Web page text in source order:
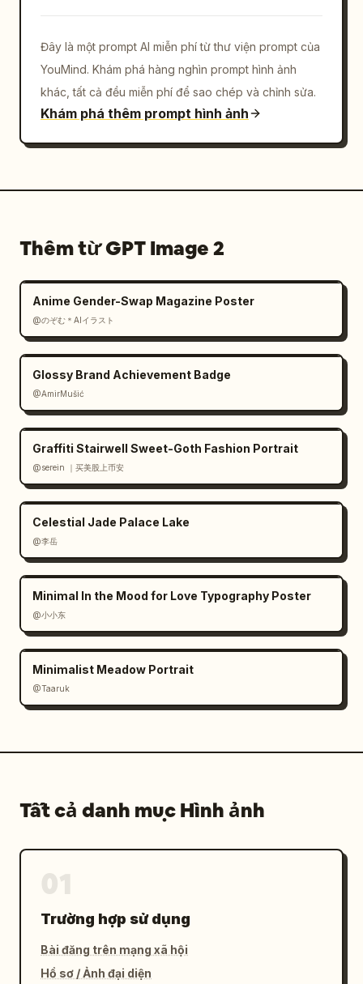
Đây là một prompt AI miễn phí từ thư viện prompt của
YouMind. Khám phá hàng nghìn prompt hình ảnh
khác, tất cả đều miễn phí để sao chép và chỉnh sửa.
Khám phá thêm prompt hình ảnh
Thêm từ GPT Image 2
Anime Gender-Swap Magazine Poster
@のぞむ＊AIイラスト
Glossy Brand Achievement Badge
@AmirMušić
Graffiti Stairwell Sweet-Goth Fashion Portrait
@serein ｜买美股上币安
Celestial Jade Palace Lake
@李岳
Minimal In the Mood for Love Typography Poster
@小小东
Minimalist Meadow Portrait
@Taaruk
Tất cả danh mục Hình ảnh
Trường hợp sử dụng
Bài đăng trên mạng xã hội
Hồ sơ / Ảnh đại diện